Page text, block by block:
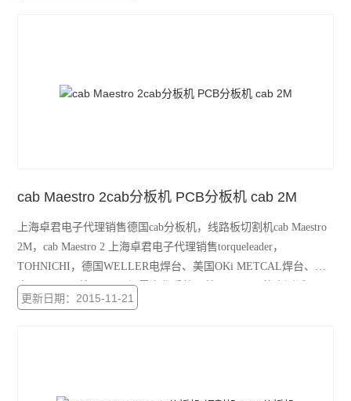
cab Maestro 2cab分板机 PCB分板机 cab 2M
上海卓君电子代理销售德国cab分板机，线路板切割机cab Maestro
2M，cab Maestro 2 上海卓君电子代理销售torqueleader，
TOHNICHI，德国WELLER电焊台、美国OKi METCAL焊台、日
本HAKKO、美国PACE烟雾净化系统，美国DESCO静电测试仪、
美国FLUKE万用表、美国TEKTRONIX示波器、日本三丰
更新日期：2015-11-21